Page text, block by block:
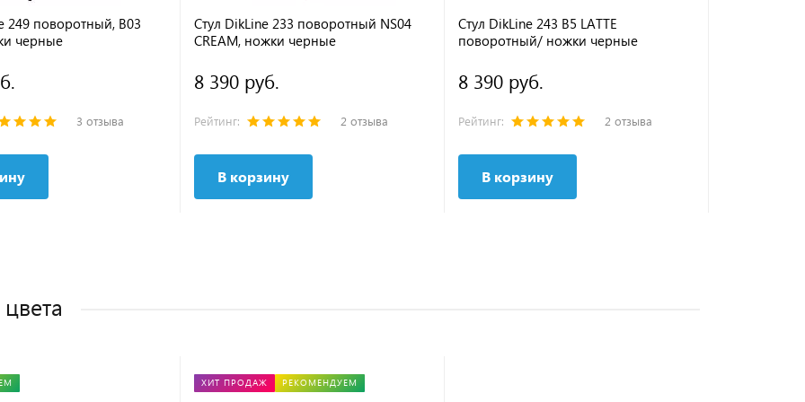
249 поворотный, B03
черные
3 отзыва
Стул DikLine 233 поворотный NS04
CREAM, ножки черные
8 390 руб.
Рейтинг: 2 отзыва
В корзину
Стул DikLine 243 B5 LATTE
поворотный/ ножки черные
8 390 руб.
Рейтинг: 2 отзыва
В корзину
ХИТ ПРОДАЖ РЕКОМЕНДУЕМ